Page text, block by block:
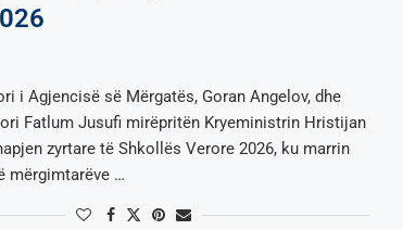
i Agjencisë së Mërgatës, Goran Angelov, dhe
Fatlum Jusufi mirëpritën Kryeministrin Hristijan
zyrtare të Shkollës Verore 2026, ku marrin
mërgimtarëve …